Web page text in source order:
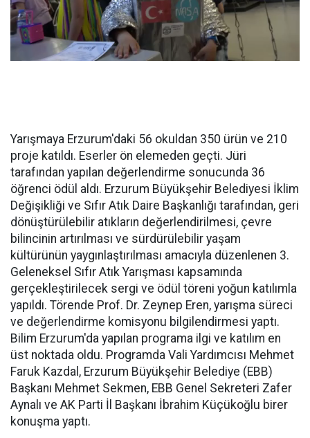
Yarışmaya Erzurum'daki 56 okuldan 350 ürün ve 210
proje katıldı. Eserler ön elemeden geçti. Jüri
tarafından yapılan değerlendirme sonucunda 36
öğrenci ödül aldı. Erzurum Büyükşehir Belediyesi İklim
Değişikliği ve Sıfır Atık Daire Başkanlığı tarafından, geri
dönüştürülebilir atıkların değerlendirilmesi, çevre
bilincinin artırılması ve sürdürülebilir yaşam
kültürünün yaygınlaştırılması amacıyla düzenlenen 3.
Geleneksel Sıfır Atık Yarışması kapsamında
gerçekleştirilecek sergi ve ödül töreni yoğun katılımla
yapıldı. Törende Prof. Dr. Zeynep Eren, yarışma süreci
ve değerlendirme komisyonu bilgilendirmesi yaptı.
Bilim Erzurum'da yapılan programa ilgi ve katılım en
üst noktada oldu. Programda Vali Yardımcısı Mehmet
Faruk Kazdal, Erzurum Büyükşehir Belediye (EBB)
Başkanı Mehmet Sekmen, EBB Genel Sekreteri Zafer
Aynalı ve AK Parti İl Başkanı İbrahim Küçükoğlu birer
konuşma yaptı.